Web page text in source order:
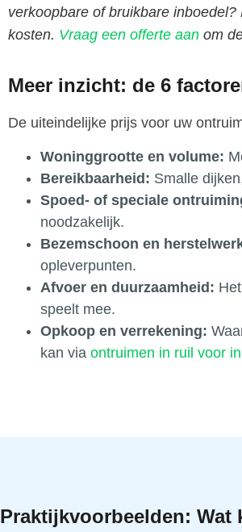
verkoopbare of bruikbare
kosten. Vraag een offerte aan om
Meer inzicht: de 6
De uiteindelijke prijs voor uw
Woninggrootte en volume:
Bereikbaarheid: Smalle
Spoed- of speciale
noodzakelijk.
Bezemschoon en
opleverpunten.
Afvoer en duurzaamheid:
speelt mee.
Opkoop en verrekening:
kan via ontruimen in ruil voor
Praktijkvoorbeelden: